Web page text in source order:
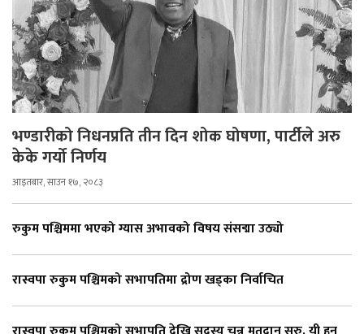
भण्डारीको निधनप्रति तीन दिन शोक घोषणा, पार्टीले अरु
केके गर्यो निर्णय
आइतबार, साउन १७, २०८३
रुकुम पश्चिममा भएको ग्यास अभावको विषय संसद्मा उठ्यो
रास्वपा रुकुम पश्चिमको सभापतिमा द्रोण खड्का निर्वाचित